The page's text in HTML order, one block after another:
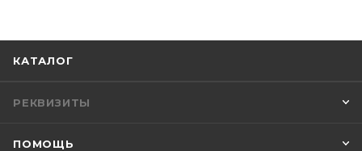
КАТАЛОГ
РЕКВИЗИТЫ
ПОМОЩЬ